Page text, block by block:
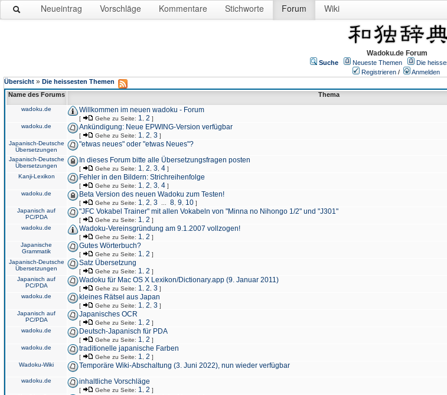
Neueintrag Vorschläge Kommentare Stichworte Forum Wiki
Wadoku.de Forum
Suche Neueste Themen
Die
Registrieren /
Anmelden
Übersicht » Die heissesten Themen
Name des Forums
Thema
wadoku.de Willkommen im neuen wadoku - Forum
[ Gehe zu Seite: 1 2 ]
wadoku.de Ankündigung: Neue EPWING-Version verfügbar
[ Gehe zu Seite: 1 2 3 ]
Japanisch-Deutsche
Übersetzungen
"etwas neues" oder "etwas Neues"?
Japanisch-Deutsche
Übersetzungen
In dieses Forum bitte alle Übersetzungsfragen posten
[ Gehe zu Seite: 1 2 3 4 ]
Kanji-Lexikon Fehler in den Bildern: Strichreihenfolge
[ Gehe zu Seite: 1 2 3 4 ]
wadoku.de Beta Version des neuen Wadoku zum Testen!
[ Gehe zu Seite: 1 2 3 8 9 10 ]
Japanisch auf
PC/PDA
"JFC Vokabel Trainer" mit allen Vokabeln von "Minna no Nihongo 1/2" und "J301"
[ Gehe zu Seite: 1 2 ]
wadoku.de Wadoku-Vereinsgründung am 9.1.2007 vollzogen!
[ Gehe zu Seite: 1 2 ]
Japanische
Grammatik
Gutes Wörterbuch?
[ Gehe zu Seite: 1 2 ]
Japanisch-Deutsche
Übersetzungen
Satz Übersetzung
[ Gehe zu Seite: 1 2 ]
Japanisch auf
PC/PDA
Wadoku für Mac OS X Lexikon/Dictionary.app (9. Januar 2011)
[ Gehe zu Seite: 1 2 3 ]
wadoku.de kleines Rätsel aus Japan
[ Gehe zu Seite: 1 2 3 ]
Japanisch auf
PC/PDA
Japanisches OCR
[ Gehe zu Seite: 1 2 ]
wadoku.de Deutsch-Japanisch für PDA
[ Gehe zu Seite: 1 2 ]
wadoku.de traditionelle japanische Farben
[ Gehe zu Seite: 1 2 ]
Wadoku-Wiki Temporäre Wiki-Abschaltung (3. Juni 2022), nun wieder verfügbar
wadoku.de inhaltliche Vorschläge
[ Gehe zu Seite: 1 2 ]